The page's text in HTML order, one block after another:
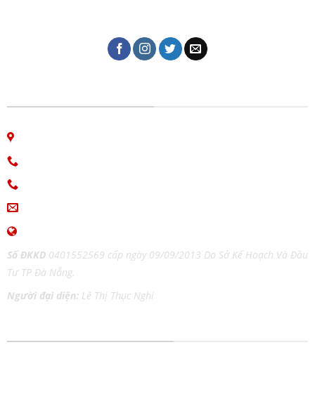
Số ĐKKD0401552569 cấp ngày 09/09/2013 Do Sở Kế Hoạch Và Đầu
Tư TP Đà Nẵng.
Người đại diện: Lê Thị Thục Nghi